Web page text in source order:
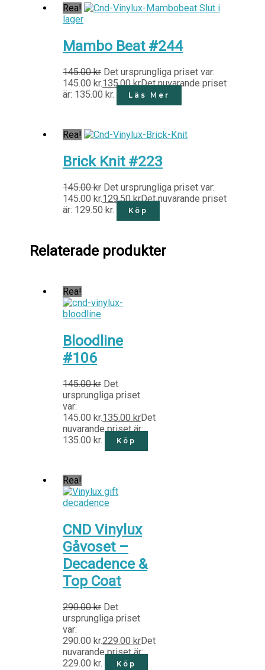
Rea!
Slut i
lager
Mambo Beat #244
145.00kr Det ursprungliga priset var:
145.00 kr.135.00krDet nuvarande priset
är: 135.00 kr.
Läs Mer
Rea!
Brick Knit #223
145.00kr Det ursprungliga priset var:
145.00 kr.129.50krDet nuvarande priset
är: 129.50 kr.
Köp
Relaterade produkter
Rea!
Bloodline
#106
145.00kr Det
ursprungliga priset
var:
145.00 kr.135.00krDet
nuvarande priset är:
135.00 kr.
Köp
Rea!
CND Vinylux
Gåvoset –
Decadence &
Top Coat
290.00kr Det
ursprungliga priset
var:
290.00 kr.229.00 krDet
nuvarande priset är:
229.00 kr.
Köp